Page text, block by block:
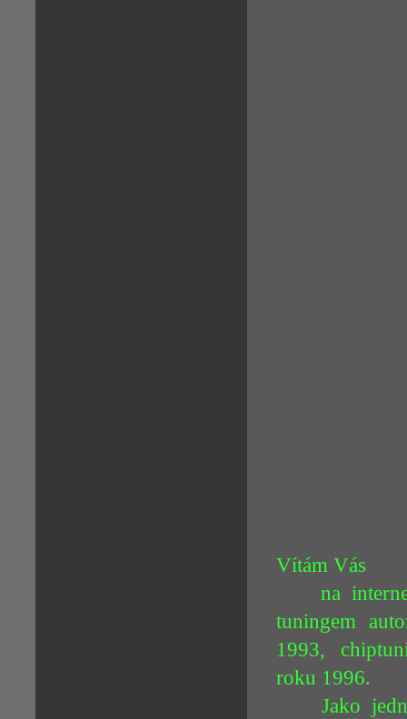
Vítám Vás
na
tuningem
1993,
roku 1996.
Jako jedni